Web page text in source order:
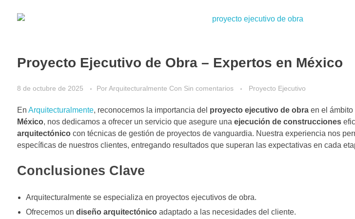
Proyecto Ejecutivo de Obra – Expertos en México
8 de octubre de 2025 PorArquitecturalmente Con Sin comentarios Proyecto Ejecutivo
En Arquitecturalmente, reconocemos la importancia del proyecto ejecutivo de obra en el
México, nos dedicamos a ofrecer un servicio que asegure una ejecución de construcciones
arquitectónico con técnicas de gestión de proyectos de vanguardia. Nuestra experiencia nos
específicas de nuestros clientes, entregando resultados que superan las expectativas en cada
Conclusiones Clave
Arquitecturalmente se especializa en proyectos ejecutivos de obra.
Ofrecemos un diseño arquitectónicoadaptado a las necesidades del cliente.